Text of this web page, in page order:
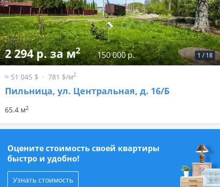
1 / 18
2 294 р. за м2 150 000 р.
≈ 51 045 $ 781 $/м2
Пильница, ул. Центральная, д. 16/Б
65.4 м2
Оцените стоимость своей квартиры
быстро и удобно!
Узнать стоимость